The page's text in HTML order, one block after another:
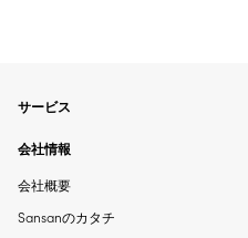
サービス
会社情報
会社概要
Sansanのカタチ